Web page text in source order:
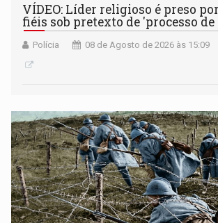
VÍDEO: Líder religioso é preso
fiéis sob pretexto de 'processo de
Polícia 08 de Agosto de 2026 às 15:09